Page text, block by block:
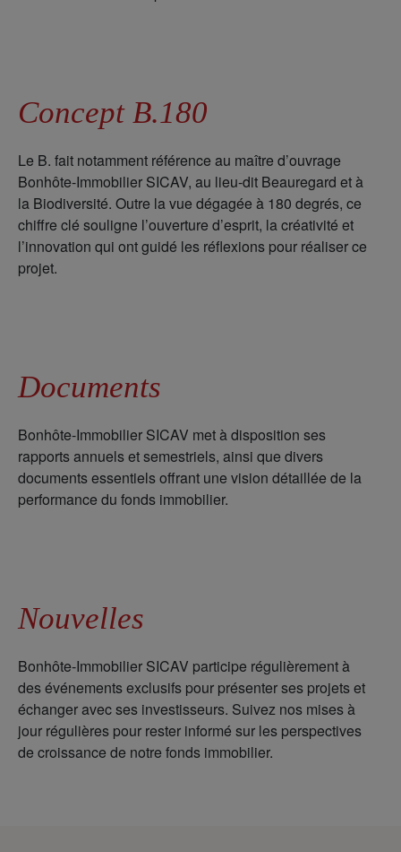
Concept B.180
Le B. fait notamment référence au maître d’ouvrage
Bonhôte-Immobilier SICAV, au lieu-dit Beauregard et à
la Biodiversité. Outre la vue dégagée à 180 degrés, ce
chiffre clé souligne l’ouverture d’esprit, la créativité et
l’innovation qui ont guidé les réflexions pour réaliser ce
projet.
Documents
Bonhôte-Immobilier SICAV met à disposition ses
rapports annuels et semestriels, ainsi que divers
documents essentiels offrant une vision détaillée de la
performance du fonds immobilier.
Nouvelles
Bonhôte-Immobilier SICAV participe régulièrement à
des événements exclusifs pour présenter ses projets et
échanger avec ses investisseurs. Suivez nos mises à
jour régulières pour rester informé sur les perspectives
de croissance de notre fonds immobilier.